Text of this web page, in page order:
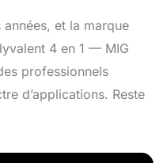
et la marque
4 en 1 — MIG
professionnels
d’applications. Reste